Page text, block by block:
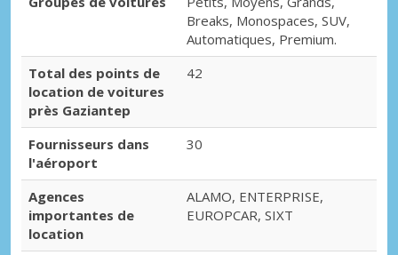
Breaks, Monospaces, SUV,
Automatiques, Premium.
Total des points de
location de voitures
près Gaziantep
42
Fournisseurs dans
l'aéroport
30
Agences
importantes de
location
ALAMO, ENTERPRISE,
EUROPCAR, SIXT